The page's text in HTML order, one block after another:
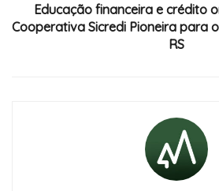
Educação financeira e crédito
Cooperativa Sicredi Pioneira para
RS